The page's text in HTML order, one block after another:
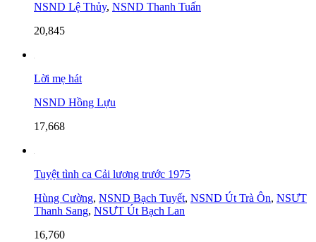
NSND Lệ Thủy, NSND Thanh Tuấn
20,845
Lời mẹ hát
NSND Hồng Lựu
17,668
Tuyệt tình ca Cải lương trước 1975
Hùng Cường, NSND Bạch Tuyết, NSND Út Trà Ôn, NSƯT
Thanh Sang, NSƯT Út Bạch Lan
16,760